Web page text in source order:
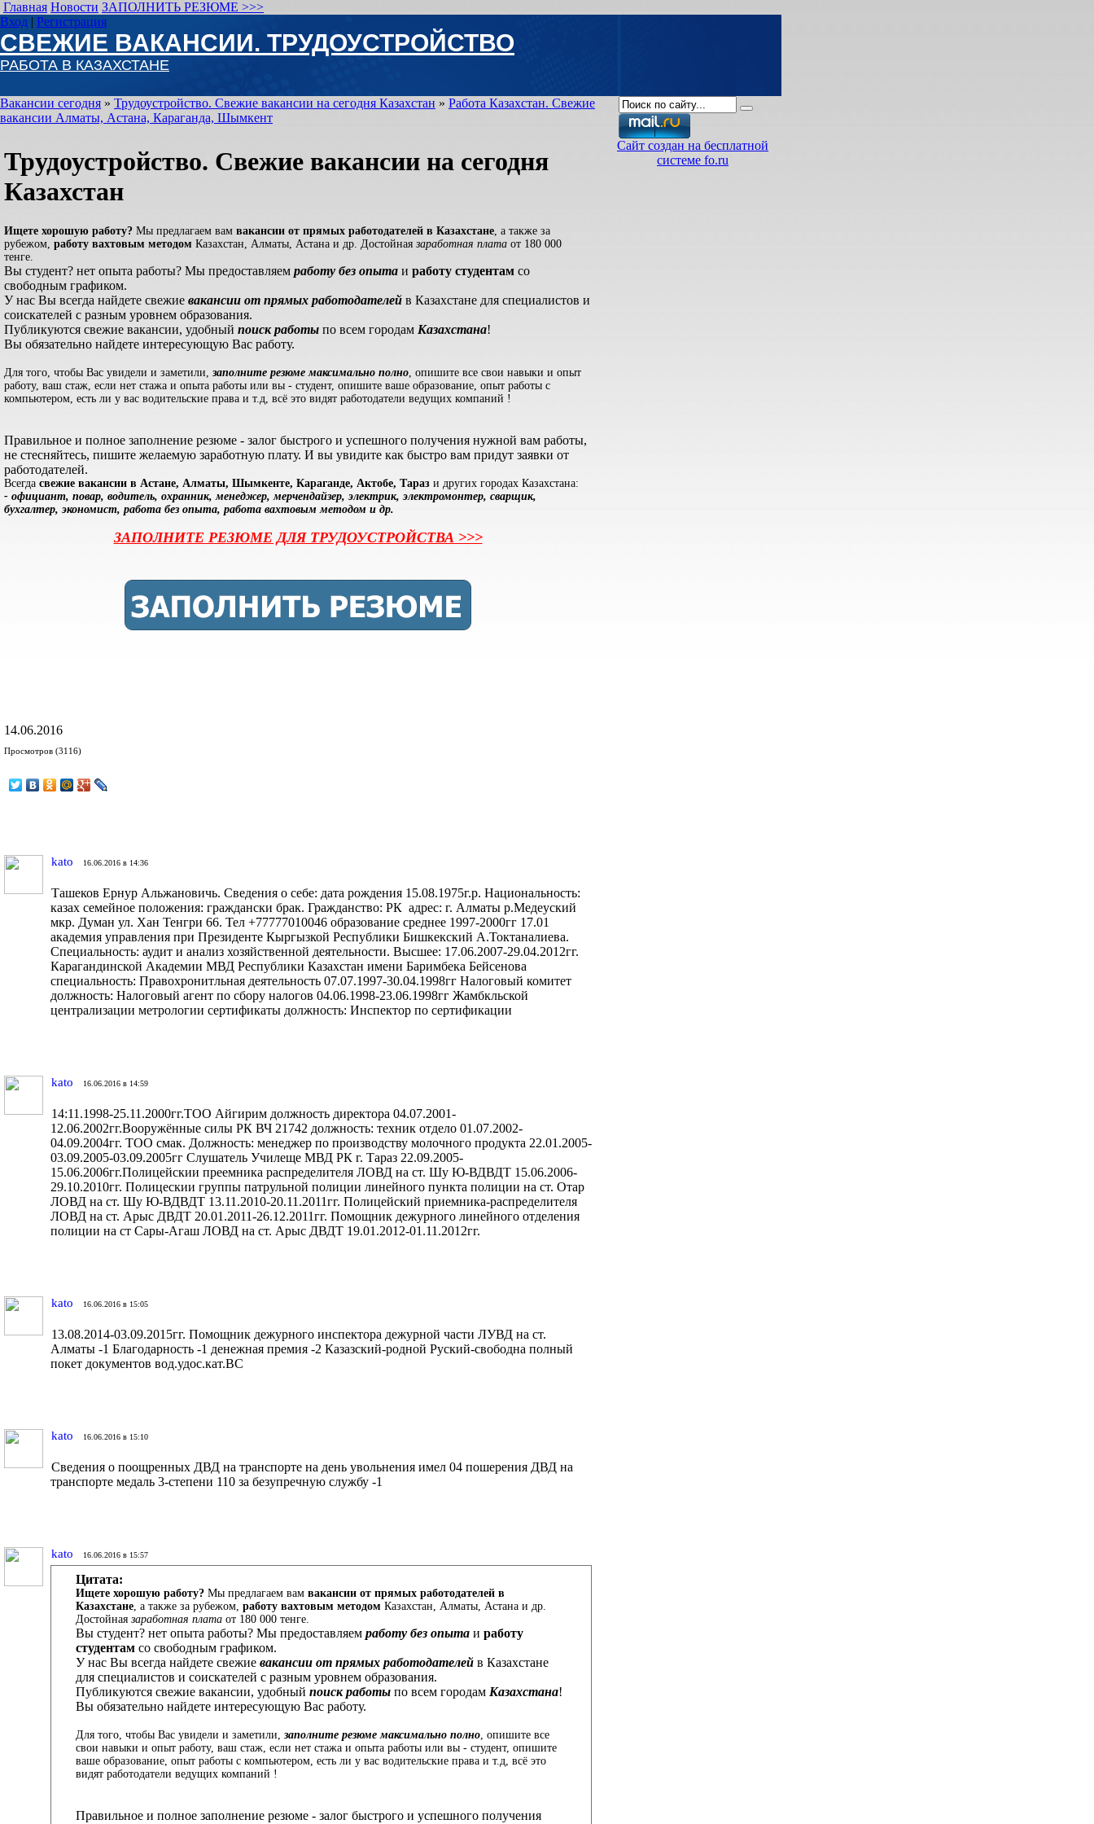
Главная Новости ЗАПОЛНИТЬ РЕЗЮМЕ >>>
Вход | Регистрация
СВЕЖИЕ ВАКАНСИИ. ТРУДОУСТРОЙСТВО
РАБОТА В КАЗАХСТАНЕ
Вакансии сегодня » Трудоустройство. Свежие вакансии на сегодня Казахстан » Работа Казахстан. Свежие
вакансии Алматы, Астана, Караганда, Шымкент
Трудоустройство. Свежие вакансии на сегодня
Казахстан
Ищете хорошую работу? Мы предлагаем вам вакансии от прямых работодателей в Казахстане , а также за
рубежом, работу вахтовым методом Казахстан, Алматы, Астана и др. Достойная заработная плата от 180 000
тенге.
Вы студент? нет опыта работы? Мы предоставляем работу без опыта и работу студентам со
свободным графиком.
У нас Вы всегда найдете свежие вакансии от прямых работодателей в Казахстане для специалистов и
соискателей с разным уровнем образования.
Публикуются свежие вакансии, удобный поиск работы по всем городам Казахстана!
Вы обязательно найдете интересующую Вас работу.
Для того, чтобы Вас увидели и заметили, заполните резюме максимально полно , опишите все свои навыки и опыт
работу, ваш стаж, если нет стажа и опыта работы или вы - студент, опишите ваше образование, опыт работы с
компьютером, есть ли у вас водительские права и т.д, всё это видят работодатели ведущих компаний !
Правильное и полное заполнение резюме - залог быстрого и успешного получения нужной вам работы,
не стесняйтесь, пишите желаемую заработную плату. И вы увидите как быстро вам придут заявки от
работодателей.
Всегда свежие вакансии в Астане, Алматы, Шымкенте, Караганде, Актобе, Тараз и других городах Казахстана:
- официант, повар, водитель, охранник, менеджер, мерчендайзер, электрик, электромонтер, сварщик,
бухгалтер, экономист, работа без опыта, работа вахтовым методом и др.
ЗАПОЛНИТЕ РЕЗЮМЕ ДЛЯ ТРУДОУСТРОЙСТВА >>>
14.06.2016
Просмотров (3116)
kato 16.06.2016 в 14:36
Ташеков Ернур Альжановичь. Сведения о себе: дата рождения 15.08.1975г.р. Национальность:
казах семейное положения: граждански брак. Гражданство: РК адрес: г. Алматы р.Медеуский
мкр. Думан ул. Хан Тенгри 66. Тел +77777010046 образование среднее 1997-2000гг 17.01
академия управления при Президенте Кыргызкой Республики Бишкекский А.Токтаналиева.
Специальность: аудит и анализ хозяйственной деятельности. Высшее: 17.06.2007-29.04.2012гг.
Карагандинской Академии МВД Республики Казахстан имени Баримбека Бейсенова
специальность: Правохронитльная деятельность 07.07.1997-30.04.1998гг Налоговый комитет
должность: Налоговый агент по сбору налогов 04.06.1998-23.06.1998гг Жамбкльской
централизации метрологии сертификаты должность: Инспектор по сертификации
kato 16.06.2016 в 14:59
14:11.1998-25.11.2000гг.ТОО Айгирим должность директора 04.07.2001-
12.06.2002гг.Вооружённые силы РК ВЧ 21742 должность: техник отдело 01.07.2002-
04.09.2004гг. ТОО смак. Должность: менеджер по производству молочного продукта 22.01.2005-
03.09.2005-03.09.2005гг Слушатель Училеще МВД РК г. Тараз 22.09.2005-
15.06.2006гг.Полицейскии преемника распределителя ЛОВД на ст. Шу Ю-ВДВДТ 15.06.2006-
29.10.2010гг. Полицескии группы патрульной полиции линейного пункта полиции на ст. Отар
ЛОВД на ст. Шу Ю-ВДВДТ 13.11.2010-20.11.2011гг. Полицейский приемника-распределителя
ЛОВД на ст. Арыс ДВДТ 20.01.2011-26.12.2011гг. Помощник дежурного линейного отделения
полиции на ст Сары-Агаш ЛОВД на ст. Арыс ДВДТ 19.01.2012-01.11.2012гг.
kato 16.06.2016 в 15:05
13.08.2014-03.09.2015гг. Помощник дежурного инспектора дежурной части ЛУВД на ст.
Алматы -1 Благодарность -1 денежная премия -2 Казазский-родной Руский-свободна полный
покет документов вод.удос.кат.ВС
kato 16.06.2016 в 15:10
Сведения о поощренных ДВД на транспорте на день увольнения имел 04 пошерения ДВД на
транспорте медаль 3-степени 110 за безупречную службу -1
kato 16.06.2016 в 15:57
Цитата:
Ищете хорошую работу? Мы предлагаем вам вакансии от прямых работодателей в
Казахстане , а также за рубежом, работу вахтовым методом Казахстан, Алматы, Астана и др.
Достойная заработная плата от 180 000 тенге.
Вы студент? нет опыта работы? Мы предоставляем работу без опыта и работу
студентам со свободным графиком.
У нас Вы всегда найдете свежие вакансии от прямых работодателей в Казахстане
для специалистов и соискателей с разным уровнем образования.
Публикуются свежие вакансии, удобный поиск работы по всем городам Казахстана!
Вы обязательно найдете интересующую Вас работу.
Для того, чтобы Вас увидели и заметили, заполните резюме максимально полно , опишите все
свои навыки и опыт работу, ваш стаж, если нет стажа и опыта работы или вы - студент, опишите
ваше образование, опыт работы с компьютером, есть ли у вас водительские права и т.д, всё это
видят работодатели ведущих компаний !
Правильное и полное заполнение резюме - залог быстрого и успешного получения
Сайт создан на бесплатной
системе fo.ru